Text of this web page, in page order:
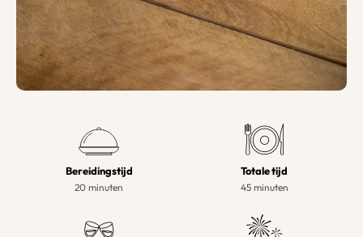
Bereidingstijd
20 minuten
Totale tijd
45 minuten